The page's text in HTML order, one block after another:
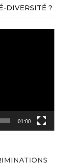
DIVERSITÉ ?
01:00